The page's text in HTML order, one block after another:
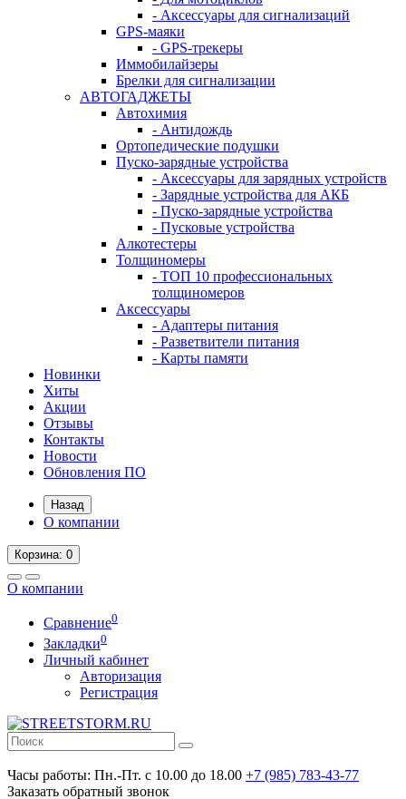
- Аксессуары для сигнализаций
GPS-маяки
- GPS-трекеры
Иммобилайзеры
Брелки для сигнализации
АВТОГАДЖЕТЫ
Автохимия
- Антидождь
Ортопедические подушки
Пуско-зарядные устройства
- Аксессуары для зарядных устройств
- Зарядные устройства для АКБ
- Пуско-зарядные устройства
- Пусковые устройства
Алкотестеры
Толщиномеры
- ТОП 10 профессиональных
толщиномеров
Аксессуары
- Адаптеры питания
- Разветвители питания
- Карты памяти
Новинки
Хиты
Акции
Отзывы
Контакты
Новости
Обновления ПО
Назад
О компании
Корзина: 0
О компании
Сравнение0
Закладки0
Личный кабинет
Авторизация
Регистрация
Часы работы: Пн.-Пт. с 10.00 до 18.00 +7 (985) 783-43-77
Заказать обратный звонок